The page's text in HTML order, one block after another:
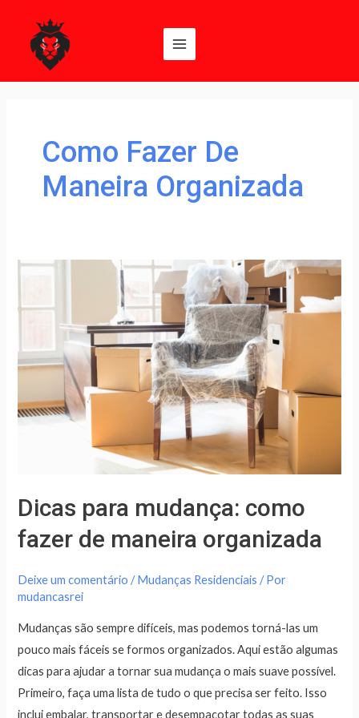
conteúdo
Menu
Como Fazer De
Maneira Organizada
Dicas para mudança: como
fazer de maneira organizada
Deixe um comentário /Mudanças Residenciais / Por
mudancasrei
Mudanças são sempre difíceis, mas podemos torná-las um
pouco mais fáceis se formos organizados. Aqui estão algumas
dicas para ajudar a tornar sua mudança o mais suave possível.
Primeiro, faça uma lista de tudo o que precisa ser feito. Isso
inclui embalar, transportar e desempacotar todas as suas
Dicas
mudança:
fazer
maneira
organizada